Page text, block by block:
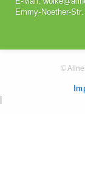
Emmy-Noether-
©